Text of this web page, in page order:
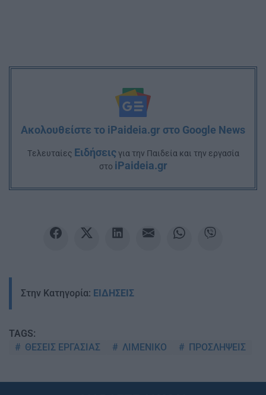
Ακολουθείστε το iPaideia.gr στο Google News
Tελευταίες Ειδήσειςγια την Παιδεία και την εργασία
στο iPaideia.gr
Στην Κατηγορία: ΕΙΔΗΣΕΙΣ
TAGS:
ΘΕΣΕΙΣ ΕΡΓΑΣΙΑΣ
ΛΙΜΕΝΙΚΟ ΠΡΟΣΛΗΨΕΙΣ